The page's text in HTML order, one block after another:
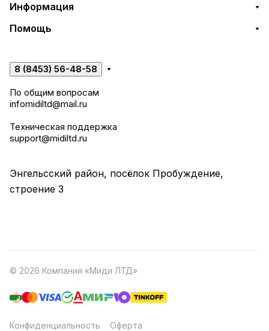
Информация
Помощь
8 (8453) 56-48-58
По общим вопросам
infomidiltd@mail.ru
Техническая поддержка
support@midiltd.ru
Энгельсский район, посёлок Пробуждение,
строение 3
© 2026 Компания «Миди ЛТД»
Конфиденциальность Оферта